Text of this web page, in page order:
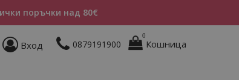
поръчки над 80€
Вход 0879191900
0
Кошница